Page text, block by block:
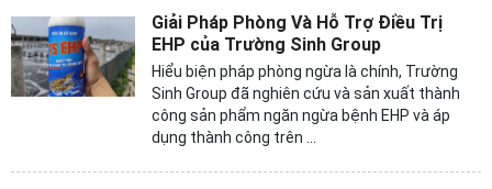
Giải Pháp Phòng Và Hỗ Trợ Điều Trị
EHP của Trường Sinh Group
Hiểu biện pháp phòng ngừa là chính, Trường
Sinh Group đã nghiên cứu và sản xuất thành
công sản phẩm ngăn ngừa bệnh EHP và áp
dụng thành công trên ...